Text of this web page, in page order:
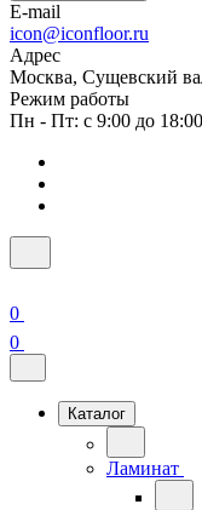
E-mail
icon@iconfloor.ru
Адрес
Москва, Сущевский
Режим работы
Пн - Пт: с 9:00 до 18:00
0
0
Каталог
Ламинат